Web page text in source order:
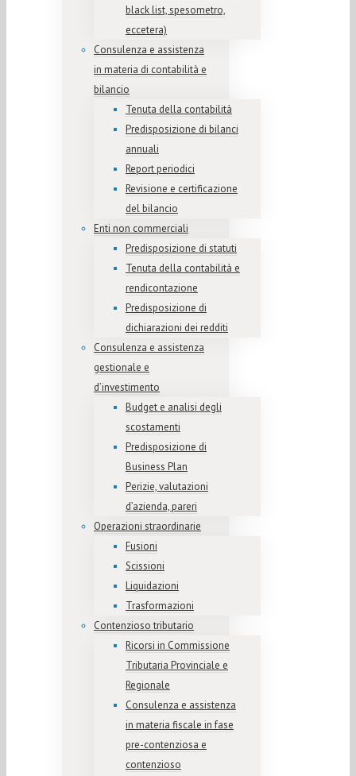
black list, spesometro,
eccetera)
Consulenza e assistenza
in materia di contabilità e
bilancio
Tenuta della contabilità
Predisposizione di bilanci
annuali
Report periodici
Revisione e certificazione
del bilancio
Enti non commerciali
Predisposizione di statuti
Tenuta della contabilità e
rendicontazione
Predisposizione di
dichiarazioni dei redditi
Consulenza e assistenza
gestionale e
d’investimento
Budget e analisi degli
scostamenti
Predisposizione di
Business Plan
Perizie, valutazioni
d’azienda, pareri
Operazioni straordinarie
Fusioni
Scissioni
Liquidazioni
Trasformazioni
Contenzioso tributario
Ricorsi in Commissione
Tributaria Provinciale e
Regionale
Consulenza e assistenza
in materia fiscale in fase
pre-contenziosa e
contenzioso